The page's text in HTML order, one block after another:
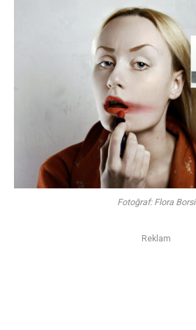
Fotoğraf: Flora Borsi
Reklam